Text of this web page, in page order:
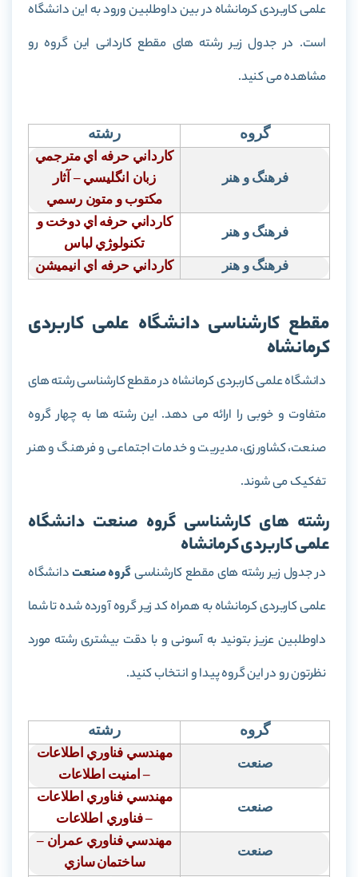
علمی کاربردی کرمانشاه در بین داوطلبین ورود به این دانشگاه
است. در جدول زیر رشته های مقطع کاردانی این گروه رو
مشاهده می کنید.
گروه رشته
فرهنگ و هنر
كارداني حرفه اي مترجمي
زبان انگليسي – آثار
مكتوب و متون رسمي
فرهنگ و هنر
كارداني حرفه اي دوخت و
تكنولوژي لباس
فرهنگ و هنر
كارداني حرفه اي انيميشن
مقطع کارشناسی دانشگاه علمی کاربردی
کرمانشاه
دانشگاه علمی کاربردی کرمانشاه در مقطع کارشناسی رشته های
متفاوت و خوبی را ارائه می دهد. این رشته ها به چهار گروه
صنعت، کشاورزی، مدیریت و خدمات اجتماعی و فرهنگ و هنر
تفکیک می شوند.
رشته های کارشناسی گروه صنعت دانشگاه
علمی کاربردی کرمانشاه
در جدول زیر رشته های مقطع کارشناسیگروه صنعتدانشگاه
علمی کاربردی کرمانشاه به همراه کد زیر گروه آورده شده تا شما
داوطلبین عزیز بتونید به آسونی و با دقت بیشتری رشته مورد
نظرتون رو در این گروه پیدا و انتخاب کنید.
گروه رشته
صنعت
مهندسي فناوري اطلاعات
–امنیت اطلاعات
صنعت
مهندسي فناوري اطلاعات
– فناوري اطلاعات
صنعت
مهندسي فناوري عمران–
ساختمانسازي